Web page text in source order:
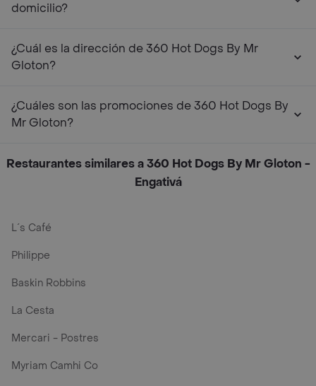
domicilio?
¿Cuál es la dirección de 360 Hot Dogs By Mr
Gloton?
¿Cuáles son las promociones de 360 Hot Dogs By
Mr Gloton?
Restaurantes similares a 360 Hot Dogs By Mr Gloton -
Engativá
L´s Café
Philippe
Baskin Robbins
La Cesta
Mercari - Postres
Myriam Camhi Co